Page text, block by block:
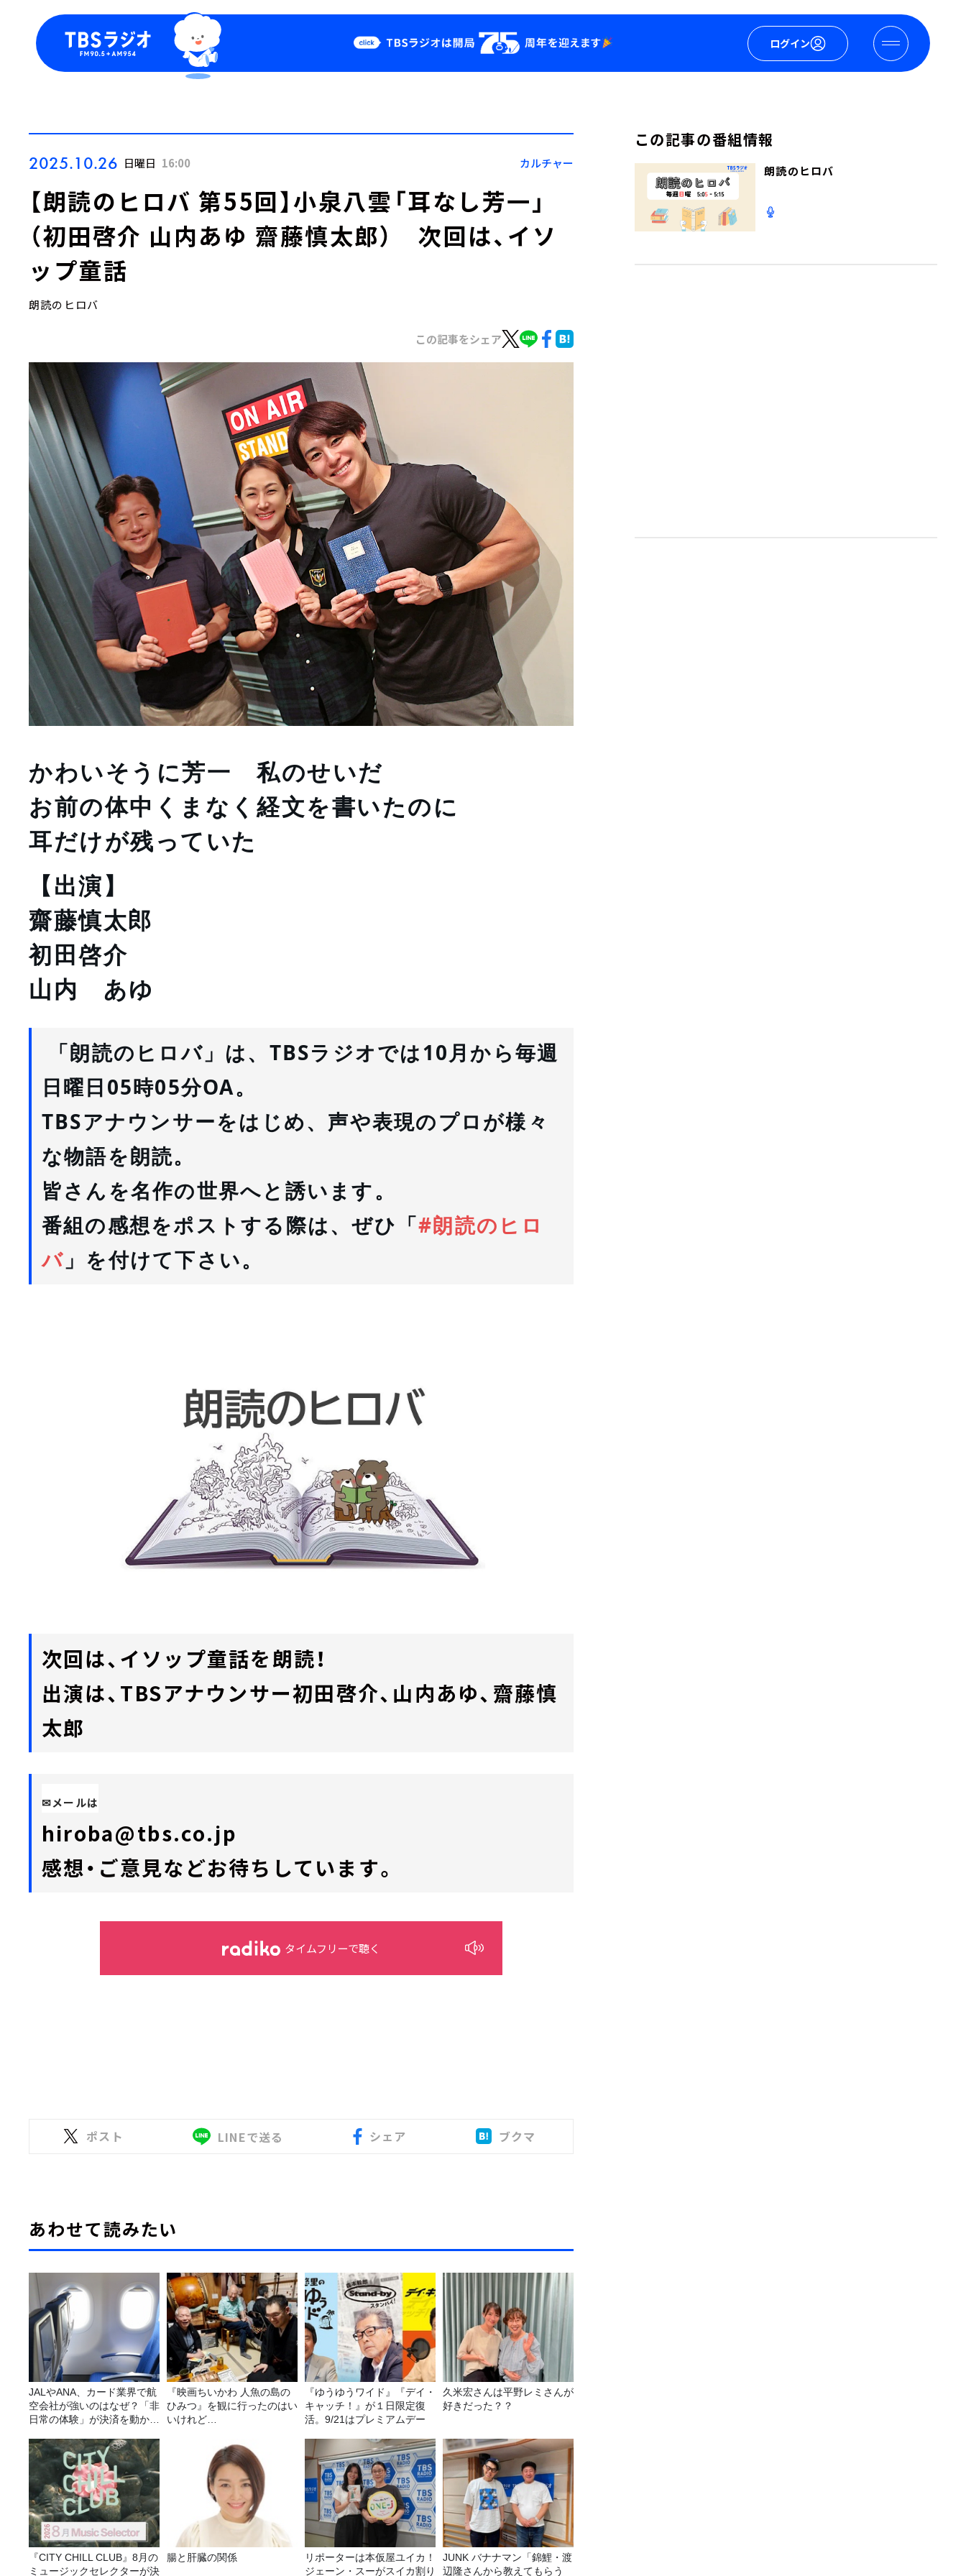
ログイン
Podcast
YouTube
2025.10.26 日曜日 16:00 カルチャー
【朗読のヒロバ 第55回】小泉八雲「耳なし芳一」
（初田啓介 山内あゆ 齋藤慎太郎） 次回は、イソ
ップ童話
朗読のヒロバ
この記事をシェア
かわいそうに芳一　私のせいだ
お前の体中くまなく経文を書いたのに
耳だけが残っていた
【出演】
齋藤慎太郎
初田啓介
山内　あゆ
「朗読のヒロバ」は、TBSラジオでは10月から毎週
日曜日05時05分OA。
TBSアナウンサーをはじめ、声や表現のプロが様々
な物語を朗読。
皆さんを名作の世界へと誘います。
番組の感想をポストする際は、ぜひ「#朗読のヒロ
バ 」を付けて下さい。
次回は、イソップ童話を朗読！
出演は、TBSアナウンサー初田啓介、山内あゆ、齋藤慎
太郎
✉メールは
hiroba@tbs.co.jp
感想・ご意見などお待ちしています。
タイムフリーで聴く
ポスト LINEで送る シェア ブクマ
あわせて読みたい
JALやANA、カード業界で航
空会社が強いのはなぜ？「非
日常の体験」が決済を動かす
『映画ちいかわ 人魚の島の
ひみつ』を観に行ったのはい
いけれど…
『ゆうゆうワイド』『デイ・
キャッチ！』が１日限定復
活。9/21はプレミアムデー
久米宏さんは平野レミさんが
好きだった？？
『CITY CHILL CLUB』8月の
ミュージックセレクターが決
腸と肝臓の関係
リポーターは本仮屋ユイカ！
ジェーン・スーがスイカ割り
JUNK バナナマン「錦鯉・渡
辺隆さんから教えてもらう
この記事の番組情報
朗読のヒロバ